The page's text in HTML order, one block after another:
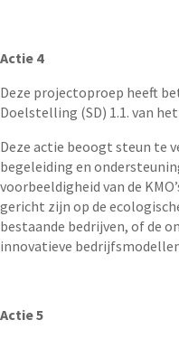
Actie 4
Deze projectoproep heeft
Doelstelling (SD) 1.1. van
Deze actie beoogt steun te
begeleiding en
voorbeeldigheid van de
gericht zijn op de
bestaande bedrijven, of de
innovatieve
Actie 5